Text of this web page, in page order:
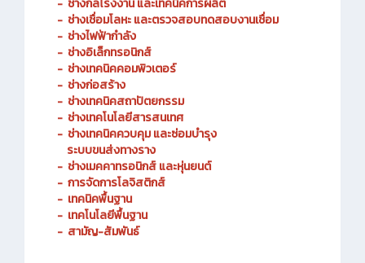
- ช่างยนต์ และเครื่องกล
- ช่างกลโรงงาน และเทคนิคการผลิต
- ช่างเชื่อมโลหะ และตรวจสอบทดสอบงานเชื่อม
- ช่างไฟฟ้ากำลัง
- ช่างอิเล็กทรอนิกส์
- ช่างเทคนิคคอมพิวเตอร์
- ช่างก่อสร้าง
- ช่างเทคนิคสถาปัตยกรรม
- ช่างเทคโนโลยีสารสนเทศ
ช่างเทคนิคควบคุม และซ่อมบำรุง
ระบบขนส่งทางราง
- ช่างเมคคาทรอนิกส์ และหุ่นยนต์
- การจัดการโลจิสติกส์
- เทคนิคพื้นฐาน
- เทคโนโลยีพื้นฐาน